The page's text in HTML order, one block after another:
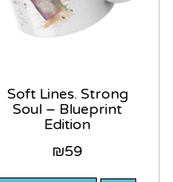
Soft Lines. Strong
Soul – Blueprint
Edition
₪59